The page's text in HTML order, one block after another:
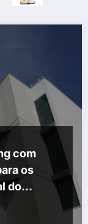
com
os
do